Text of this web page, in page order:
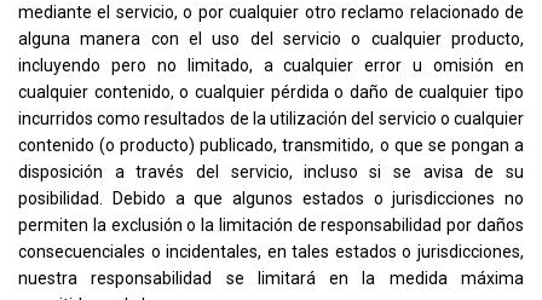
mediante el servicio, o por cualquier otro reclamo relacionado de
alguna manera con el uso del servicio o cualquier producto,
incluyendo pero no limitado, a cualquier error u omisión en
cualquier contenido, o cualquier pérdida o daño de cualquier tipo
incurridos como resultados de la utilización del servicio o cualquier
contenido (o producto) publicado, transmitido, o que se pongan a
disposición a través del servicio, incluso si se avisa de su
posibilidad. Debido a que algunos estados o jurisdicciones no
permiten la exclusión o la limitación de responsabilidad por daños
consecuenciales o incidentales, en tales estados o jurisdicciones,
nuestra responsabilidad se limitará en la medida máxima